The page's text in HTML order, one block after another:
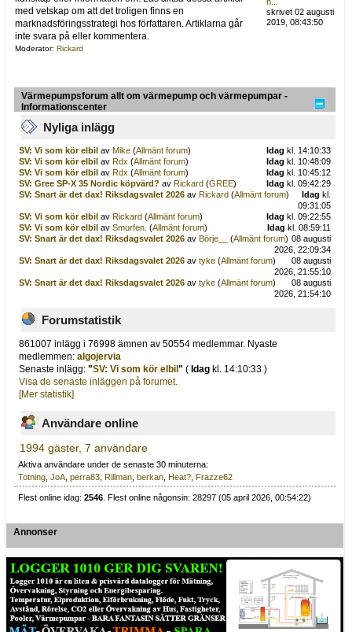
med vetskap om att det troligen finns en
marknadsföringsstrategi hos författaren. Artiklarna går
inte svara på eller kommentera.
Moderator: Rickard
skrivet 02 augusti
2019, 08:43:50
Värmepumpsforum allt om värmepump och värmepumpar -
Informationscenter
Nyliga inlägg
SV: Vi som kör elbilav Mike(Allmänt forum) Idag kl. 14:10:33
SV: Vi som kör elbilav Rdx (Allmänt forum) Idag kl. 10:48:09
SV: Vi som kör elbilav Rdx (Allmänt forum) Idag kl. 10:45:12
SV: Gree SP-X 35 Nordic köpvärd? av Rickard(GREE) Idag kl. 09:42:29
SV: Snart är det dax! Riksdagsvalet 2026av Rickard(Allmänt forum) Idag kl.
09:31:05
SV: Vi som kör elbilav Rickard(Allmänt forum) Idag kl. 09:22:55
SV: Vi som kör elbilav Smurfen. (Allmänt forum) Idag kl. 08:59:11
SV: Snart är det dax! Riksdagsvalet 2026av Börje__ (Allmänt forum) 08 augusti
2026, 22:09:34
SV: Snart är det dax! Riksdagsvalet 2026av tyke(Allmänt forum)
08 augusti
2026, 21:55:10
SV: Snart är det dax! Riksdagsvalet 2026av tyke(Allmänt forum)
08 augusti
2026, 21:54:10
Forumstatistik
861007 inlägg i 76998 ämnen av 50554 medlemmar. Nyaste
medlemmen:algojervia
Senaste inlägg:"SV: Vi som kör elbil" ( Idag kl. 14:10:33 )
Visa de senaste inläggen på forumet.
[Mer statistik]
Användare online
1994 gäster, 7 användare
Aktiva användare under de senaste 30 minuterna:
Totning,JoA,perra83, Rillman, berkan, Heat?, Frazze62
Flest online idag:2546 . Flest online någonsin: 28297 (05 april 2026, 00:54:22)
Annonser